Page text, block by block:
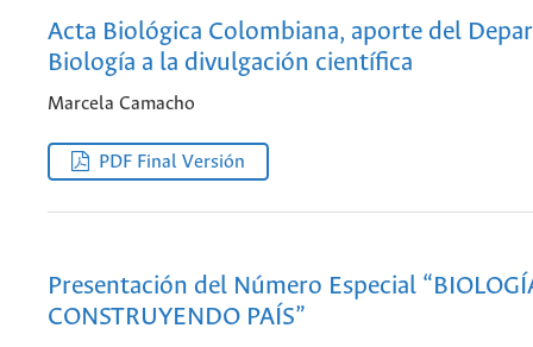
Acta Biológica Colombiana, aporte del
Biología a la divulgación científica
Marcela Camacho
PDF Final Versión
Presentación del Número Especial
CONSTRUYENDO PAÍS”